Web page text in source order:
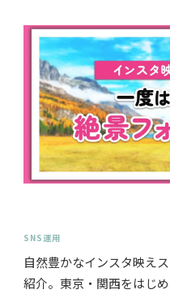
SNS運用
自然豊かなインスタ映え
紹介。東京・関西をはじ